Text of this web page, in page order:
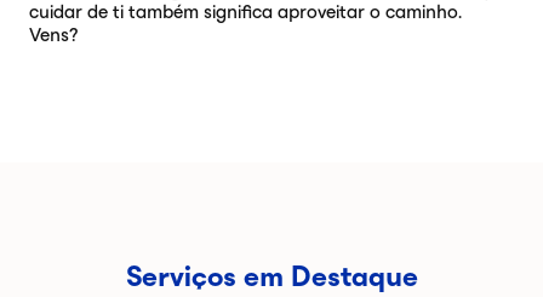
cuidar de ti também significa aproveitar o caminho.
Vens?
Serviços em Destaque